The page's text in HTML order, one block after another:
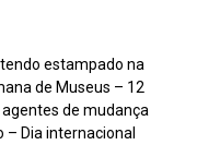
estampado na
de Museus – 12
de mudança
Dia internacional